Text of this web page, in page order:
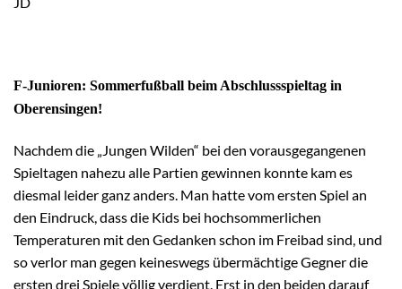
F-Junioren: Sommerfußball beim Abschlussspieltag in
Oberensingen!
Nachdem die „Jungen Wilden“ bei den vorausgegangenen
Spieltagen nahezu alle Partien gewinnen konnte kam es
diesmal leider ganz anders. Man hatte vom ersten Spiel an
den Eindruck, dass die Kids bei hochsommerlichen
Temperaturen mit den Gedanken schon im Freibad sind, und
so verlor man gegen keineswegs übermächtige Gegner die
ersten drei Spiele völlig verdient. Erst in den beiden darauf